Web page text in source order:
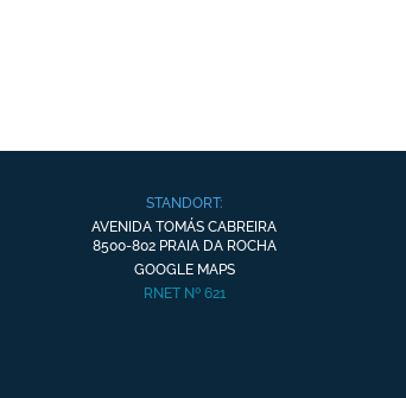
STANDORT:
AVENIDA TOMÁS CABREIRA
8500-802 PRAIA DA ROCHA
GOOGLE MAPS
RNET Nº 621